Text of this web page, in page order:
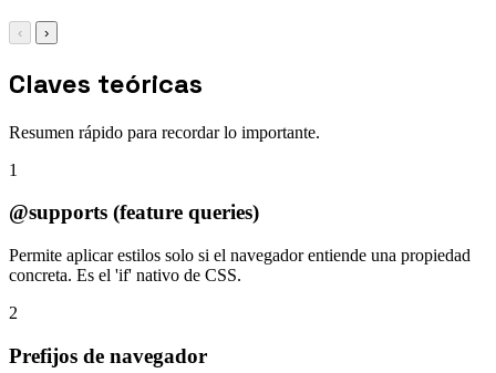
‹ ›
Claves teóricas
Resumen rápido para recordar lo importante.
1
@supports (feature queries)
Permite aplicar estilos solo si el navegador entiende una propiedad
concreta. Es el 'if' nativo de CSS.
2
Prefijos de navegador